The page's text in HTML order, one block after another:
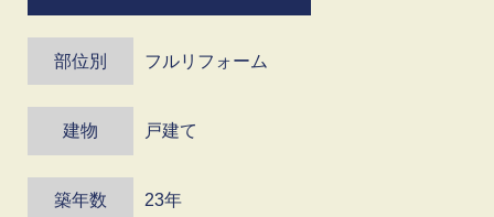
部位別 フルリフォーム
建物 戸建て
築年数 23年